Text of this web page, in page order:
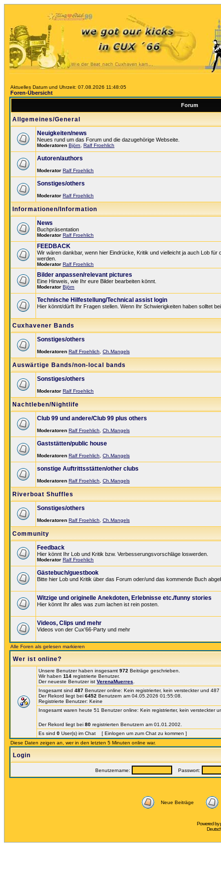
Aktuelles Datum und Uhrzeit: 07.08.2026 11:48:05
Foren-Übersicht
Forum
Allgemeines/General
Neuigkeiten/news
Neues rund um das Forum und die dazugehörige Webseite.
Moderatoren Björn Ralf Froehlich
Autoren/authors
Moderator Ralf Froehlich
Sonstiges/others
Moderator Ralf Froehlich
Informationen/Information
News
Buchpräsentation
Moderator Ralf Froehlich
FEEDBACK
Wir wären dankbar, wenn hier Eindrücke, Kritik und vielleicht ja auch Lob
werden.
Moderator Ralf Froehlich
Bilder anpassen/relevant pictures
Eine Hinweis, wie Ihr eure Bilder bearbeiten könnt.
Moderator Björn
Technische Hilfestellung/Technical assist login
Hier könnt/dürft Ihr Fragen stellen. Wenn Ihr Schwierigkeiten haben solltet
Cuxhavener Bands
Sonstiges/others
Moderatoren Ralf Froehlich Ch.Mangels
Auswärtige Bands/non-local bands
Sonstiges/others
Moderator Ralf Froehlich
Nachtleben/Nightlife
Club 99 und andere/Club 99 plus others
Moderatoren Ralf Froehlich Ch.Mangels
Gaststätten/public house
Moderatoren Ralf Froehlich Ch.Mangels
sonstige Auftrittsstätten/other clubs
Moderatoren Ralf Froehlich Ch.Mangels
Riverboat Shuffles
Sonstiges/others
Moderatoren Ralf Froehlich Ch.Mangels
Community
Feedback
Hier könnt Ihr Lob und Kritik bzw. Verbesserungsvorschläge loswerden.
Moderator Ralf Froehlich
Gästebuch/guestbook
Bitte hier Lob und Kritik über das Forum oder/und das kommende Buch
Witzige und originelle Anekdoten, Erlebnisse etc./funny stories
Hier könnt Ihr alles was zum lachen ist rein posten.
Videos, Clips und mehr
Videos von der Cux'66-Party und mehr
Alle Foren als gelesen markieren
Wer ist online?
Unsere Benutzer haben insgesamt 972 Beiträge geschrieben.
Wir haben 114 registrierte Benutzer.
Der neueste Benutzer ist VerenaMuerres
Insgesamt sind 487 Benutzer online: Kein registrierter, kein versteckter und
Der Rekord liegt bei 6452 Benutzern am 04.05.2026 01:55:08.
Registrierte Benutzer: Keine
Insgesamt waren heute 51 Benutzer online: Kein registrierter, kein versteckter
Der Rekord liegt bei 80 registrierten Benutzern am 01.01.2002.
Es sind 0 User(s) im Chat [ Einlogen um zum Chat zu kommen ]
Diese Daten zeigen an, wer in den letzten 5 Minuten online war.
Login
Benutzername: Passwort:
Neue Beiträge
Powered by